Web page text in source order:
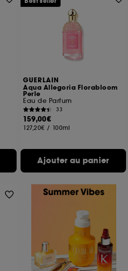
GUERLAIN
Aqua Allegoria Florabloom
Perle
Eau de Parfum
33
159,00€
127,20€ / 100ml
Ajouter au panier